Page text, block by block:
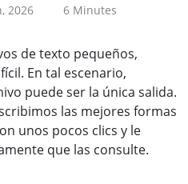
2026
6 Minutes
de texto pequeños,
En tal escenario,
puede ser la única salida.
las mejores formas
unos pocos clics y le
que las consulte.